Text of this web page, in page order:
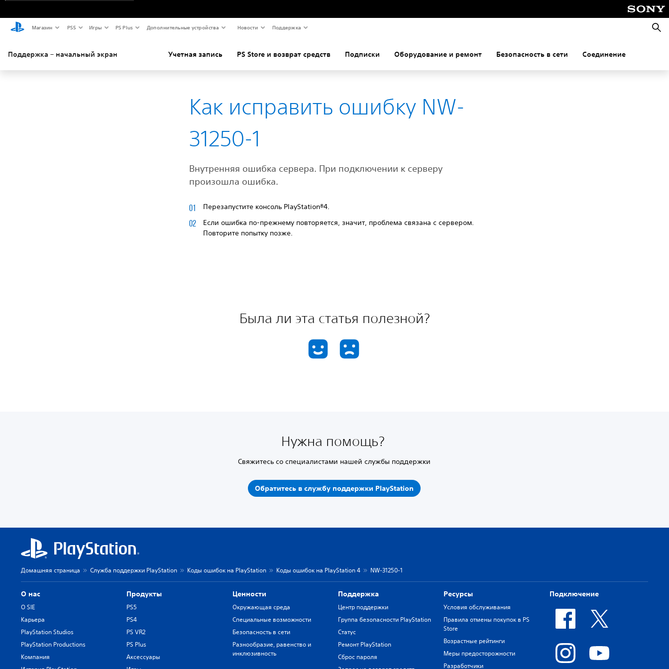
Магазин PS5 Игры PS Plus Дополнительные устройства Новости Поддержка
Поиск
Поддержка – начальный экран Учетная запись PS Store и возврат средств Подписки Оборудование и ремонт Безопасность в сети Соединение
Как исправить ошибку NW-
31250-1
Внутренняя ошибка сервера. При подключении к серверу
произошла ошибка.
Перезапустите консоль PlayStation®4.
Если ошибка по-прежнему повторяется, значит, проблема связана с сервером.
Повторите попытку позже.
Была ли эта статья полезной?
Нужна помощь?
Свяжитесь со специалистами нашей службы поддержки
Обратитесь в службу поддержки PlayStation
Домашняя страница Служба поддержки PlayStation Коды ошибок на PlayStation Коды ошибок на PlayStation 4 NW-31250-1
О нас
О SIE
Карьера
PlayStation Studios
PlayStation Productions
Компания
Продукты
PS5
PS4
PS VR2
PS Plus
Аксессуары
Ценности
Окружающая среда
Специальные возможности
Безопасность в сети
Разнообразие, равенство и
инклюзивность
Поддержка
Центр поддержки
Группа безопасности PlayStation
Статус
Ремонт PlayStation
Сброс пароля
Ресурсы
Условия обслуживания
Правила отмены покупок в PS
Store
Возрастные рейтинги
Меры предосторожности
Разработчики
Подключение